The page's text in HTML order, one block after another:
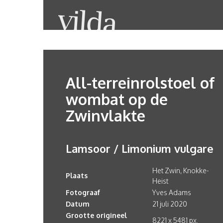
All-terreinrolstoel of
wombat op de
Zwinvlakte
Lamsoor / Limonium vulgare
Plaats
Het Zwin, Knokke-
Heist
Fotograaf
Yves Adams
Datum
21 juli 2020
Grootte origineel
8221 x 5481 px.